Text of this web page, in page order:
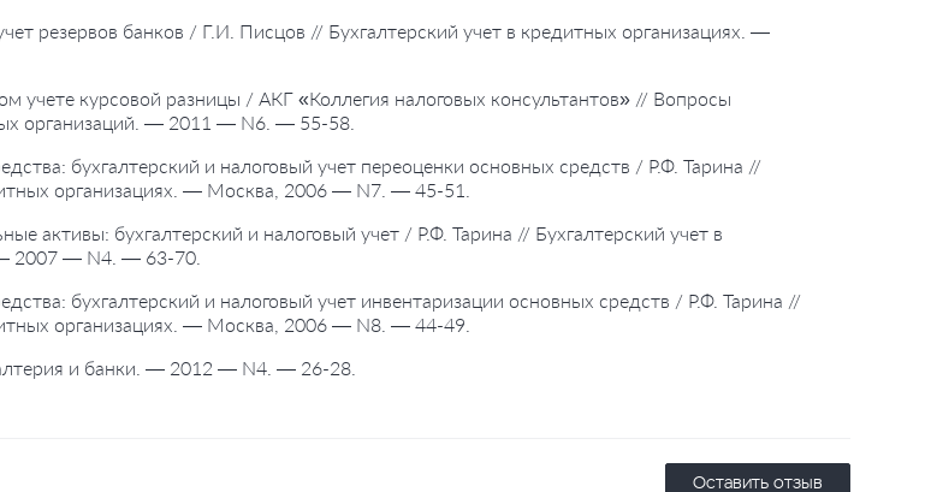
резервов банков / Г.И. Писцов // Бухгалтерский учет в кредитных организациях. —
учете курсовой разницы / АКГ «Коллегия налоговых консультантов» // Вопросы
организаций. — 2011 — N6. — 55-58.
бухгалтерский и налоговый учет переоценки основных средств / Р.Ф. Тарина //
организациях. — Москва, 2006 — N7. — 45-51.
активы: бухгалтерский и налоговый учет / Р.Ф. Тарина // Бухгалтерский учет в
2007 — N4. — 63-70.
бухгалтерский и налоговый учет инвентаризации основных средств / Р.Ф. Тарина //
организациях. — Москва, 2006 — N8. — 44-49.
и банки. — 2012 — N4. — 26-28.
Оставить отзыв